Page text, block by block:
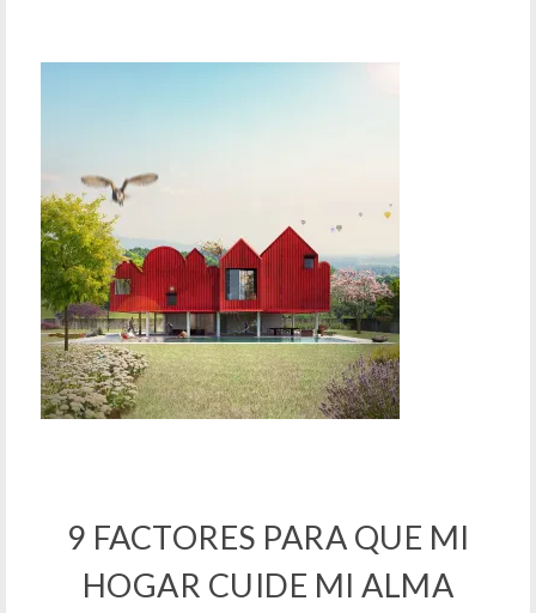
9 FACTORES PARA QUE MI
HOGAR CUIDE MI ALMA